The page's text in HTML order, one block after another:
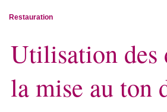
Restauration
Utilisation des
la mise au ton